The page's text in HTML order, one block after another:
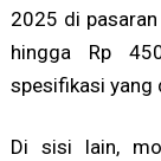
2025 di
hingga Rp
spesifikasi yang
Di sisi lain,